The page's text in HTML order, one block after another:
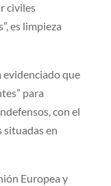
civiles
es limpieza
evidenciado que
para
con el
situadas en
Europea y